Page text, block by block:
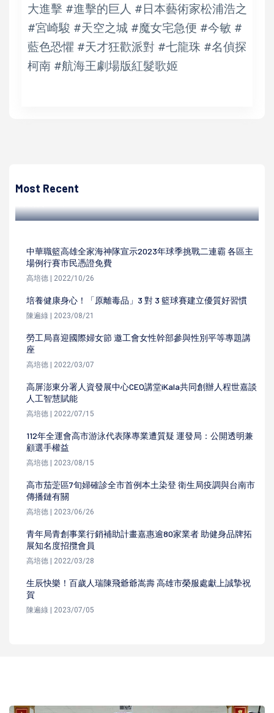
大進擊 #進擊的巨人 #日本藝術家松浦浩之
#宮崎駿 #天空之城 #魔女宅急便 #今敏 #
藍色恐懼 #天才狂歡派對 #七龍珠 #名偵探
柯南 #航海王劇場版紅髮歌姬
Most Recent
進修講習滿8小時
中華職籃高雄全家海神隊宣示2023年球季挑戰二連霸 各區主
場例行賽市民憑證免費
高培德 | 2022/10/26
培養健康身心！「原離毒品」3 對 3 籃球賽建立優質好習慣
陳遍綠 | 2023/08/21
勞工局喜迎國際婦女節 邀工會女性幹部參與性別平等專題講
座
高培德 | 2022/03/07
高屏澎東分署人資發展中心CEO講堂iKala共同創辦人程世嘉談
人工智慧賦能
高培德 | 2022/07/15
112年全運會高市游泳代表隊專業遭質疑 運發局：公開透明兼
顧選手權益
高培德 | 2023/08/15
高市茄萣區7旬婦確診全市首例本土染登 衛生局疫調與台南市
傳播鏈有關
高培德 | 2023/06/26
青年局青創事業行銷補助計畫嘉惠逾80家業者 助健身品牌拓
展知名度招攬會員
高培德 | 2022/03/28
生辰快樂！百歲人瑞陳飛爺爺嵩壽 高雄市榮服處獻上誠摯祝
賀
陳遍綠 | 2023/07/05